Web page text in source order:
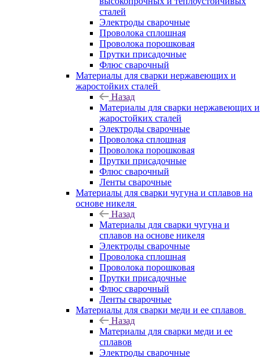
сталей
Электроды сварочные
Проволока сплошная
Проволока порошковая
Прутки присадочные
Флюс сварочный
Материалы для сварки нержавеющих и
жаростойких сталей
Назад
Материалы для сварки нержавеющих и
жаростойких сталей
Электроды сварочные
Проволока сплошная
Проволока порошковая
Прутки присадочные
Флюс сварочный
Ленты сварочные
Материалы для сварки чугуна и сплавов на
основе никеля
Назад
Материалы для сварки чугуна и
сплавов на основе никеля
Электроды сварочные
Проволока сплошная
Проволока порошковая
Прутки присадочные
Флюс сварочный
Ленты сварочные
Материалы для сварки меди и ее сплавов
Назад
Материалы для сварки меди и ее
сплавов
Электроды сварочные